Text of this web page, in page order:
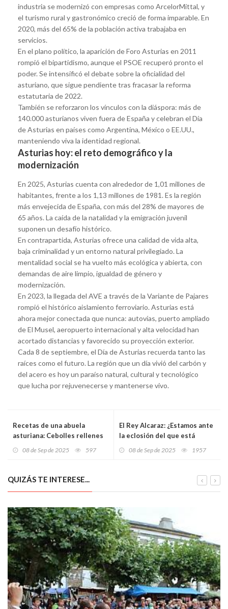
industria se modernizó con empresas como ArcelorMittal, y
el turismo rural y gastronómico creció de forma imparable. En
2020, más del 65% de la población activa trabajaba en
servicios.
En el plano político, la aparición de Foro Asturias en 2011
rompió el bipartidismo, aunque el PSOE recuperó pronto el
poder. Se intensificó el debate sobre la oficialidad del
asturiano, que sigue pendiente tras fracasar la reforma
estatutaria de 2022.
También se reforzaron los vínculos con la diáspora: más de
140.000 asturianos viven fuera de España y celebran el Día
de Asturias en países como Argentina, México o EE.UU.,
manteniendo viva la identidad regional.
Asturias hoy: el reto demográfico y la
modernización
En 2025, Asturias cuenta con alrededor de 1,01 millones de
habitantes, frente a los 1,13 millones de 1981. Es la región
más envejecida de España, con más del 28% de mayores de
65 años. La caída de la natalidad y la emigración juvenil
suponen un desafío histórico.
En contrapartida, Asturias ofrece una calidad de vida alta,
baja criminalidad y un entorno natural privilegiado. La
mentalidad social se ha vuelto más ecológica y abierta, con
demandas de aire limpio, igualdad de género y
modernización.
En 2023, la llegada del AVE a través de la Variante de Pajares
rompió el histórico aislamiento ferroviario. Asturias está
ahora mejor conectada que nunca: autovías, puerto ampliado
de El Musel, aeropuerto internacional y alta velocidad han
acortado distancias y favorecido su proyección exterior.
Cada 8 de septiembre, el Día de Asturias recuerda tanto las
raíces como el futuro. La región que un día vivió del carbón y
del acero es hoy un paraíso natural, cultural y tecnológico
que lucha por rejuvenecerse y mantenerse vivo.
Recetas de una abuela
asturiana: Cebolles rellenes
d’hesté fiesta como Dios
08 de Sep de 2025 597
El Rey Alcaraz: ¿Estamos ante
la eclosión del que está
de la historia?
08 de Sep de 2025 1957
QUIZÁS TE INTERESE...